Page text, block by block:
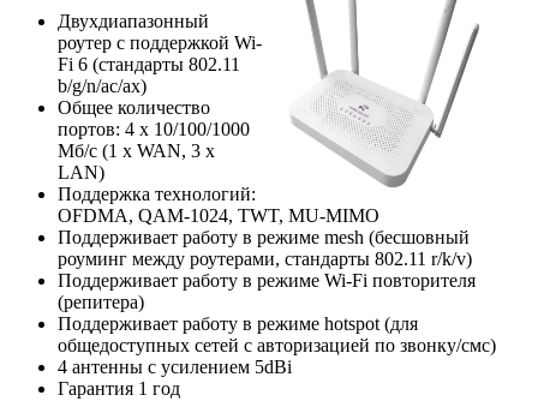
Двухдиапазонный
роутер с поддержкой Wi-
Fi 6 (стандарты 802.11
b/g/n/ac/ax)
Общее количество
портов: 4 х 10/100/1000
Мб/с (1 x WAN, 3 x
LAN)
Поддержка технологий:
OFDMA, QAM-1024, TWT, MU-MIMO
Поддерживает работу в режиме mesh (бесшовный
роуминг между роутерами, стандарты 802.11 r/k/v)
Поддерживает работу в режиме Wi-Fi повторителя
(репитера)
Поддерживает работу в режиме hotspot (для
общедоступных сетей с авторизацией по звонку/смс)
4 антенны с усилением 5dBi
Гарантия 1 год